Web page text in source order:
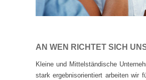
AN WEN RICHTET SICH
Kleine und Mittelständische
stark ergebnisorientiert arbeiten wir